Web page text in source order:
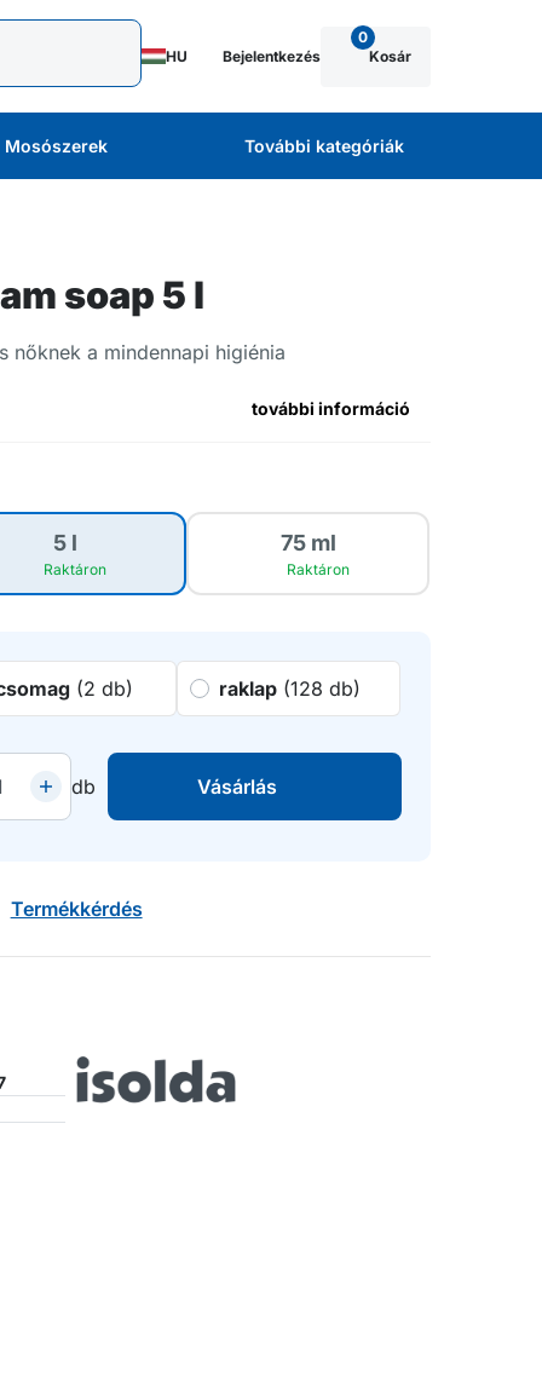
HU Bejelentkezés
0
Kosár
Mosószerek További kategóriák
soap 5 l
nőknek a mindennapi higiénia
további információ
5 l
Raktáron
75 ml
Raktáron
(2 db) raklap (128 db)
db Vásárlás
Termékkérdés